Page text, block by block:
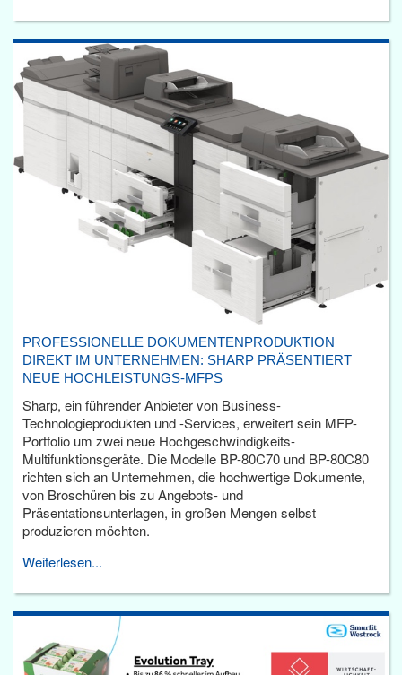
PROFESSIONELLE DOKUMENTENPRODUKTION
DIREKT IM UNTERNEHMEN: SHARP PRÄSENTIERT
NEUE HOCHLEISTUNGS-MFPS
Sharp, ein führender Anbieter von Business-
Technologieprodukten und -Services, erweitert sein MFP-
Portfolio um zwei neue Hochgeschwindigkeits-
Multifunktionsgeräte. Die Modelle BP-80C70 und BP-80C80
richten sich an Unternehmen, die hochwertige Dokumente,
von Broschüren bis zu Angebots- und
Präsentationsunterlagen, in großen Mengen selbst
produzieren möchten.
Weiterlesen...